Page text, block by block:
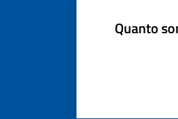
Quanto